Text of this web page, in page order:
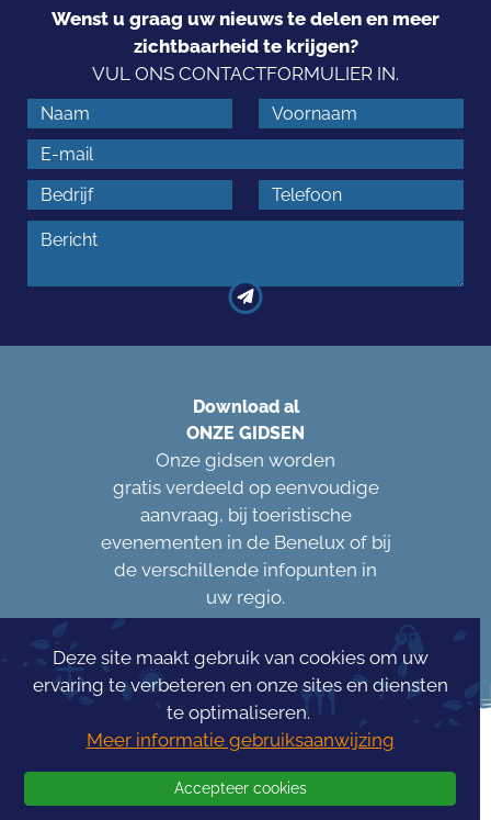
Wenst u graag uw nieuws te delen en meer
zichtbaarheid te krijgen?
VUL ONS CONTACTFORMULIER IN.
Download al
ONZE GIDSEN
Onze gidsen worden
gratis verdeeld op eenvoudige
aanvraag, bij toeristische
evenementen in de Benelux of bij
de verschillende infopunten in
uw regio.
Deze site maakt gebruik van cookies om uw
ervaring te verbeteren en onze sites en diensten
te optimaliseren.
Meer informatie gebruiksaanwijzing
Accepteer cookies